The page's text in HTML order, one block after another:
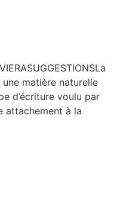
matière naturelle
d’écriture voulu par
attachement à la